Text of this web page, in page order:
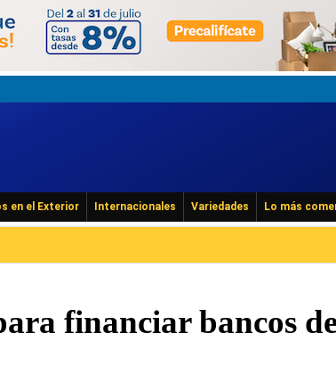
en el Exterior Internacionales Variedades Lo más
financiar bancos